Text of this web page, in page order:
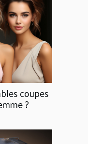
coupes
?